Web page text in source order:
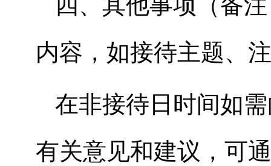
内容，如接待主题、
在非接待日时间如
有关意见和建议，可